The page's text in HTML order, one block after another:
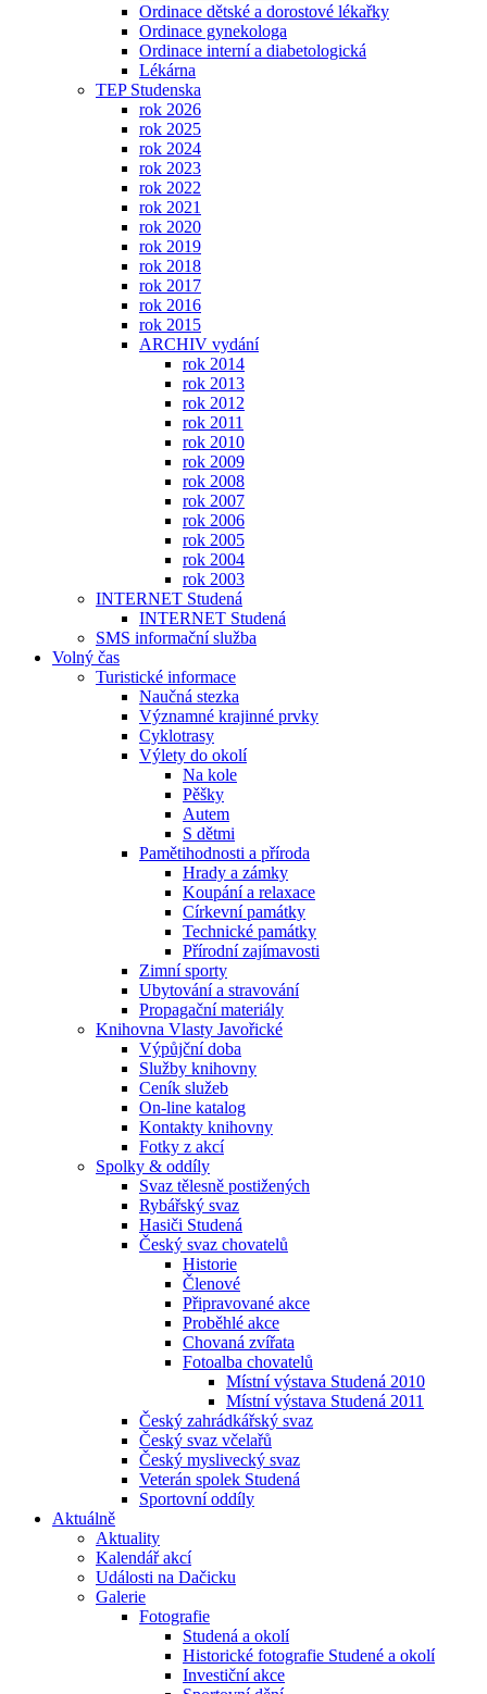
Ordinace dětské a dorostové lékařky
Ordinace gynekologa
Ordinace interní a diabetologická
Lékárna
TEP Studenska
rok 2026
rok 2025
rok 2024
rok 2023
rok 2022
rok 2021
rok 2020
rok 2019
rok 2018
rok 2017
rok 2016
rok 2015
ARCHIV vydání
rok 2014
rok 2013
rok 2012
rok 2011
rok 2010
rok 2009
rok 2008
rok 2007
rok 2006
rok 2005
rok 2004
rok 2003
INTERNET Studená
INTERNET Studená
SMS informační služba
Volný čas
Turistické informace
Naučná stezka
Významné krajinné prvky
Cyklotrasy
Výlety do okolí
Na kole
Pěšky
Autem
S dětmi
Pamětihodnosti a příroda
Hrady a zámky
Koupání a relaxace
Církevní památky
Technické památky
Přírodní zajímavosti
Zimní sporty
Ubytování a stravování
Propagační materiály
Knihovna Vlasty Javořické
Výpůjční doba
Služby knihovny
Ceník služeb
On-line katalog
Kontakty knihovny
Fotky z akcí
Spolky & oddíly
Svaz tělesně postižených
Rybářský svaz
Hasiči Studená
Český svaz chovatelů
Historie
Členové
Připravované akce
Proběhlé akce
Chovaná zvířata
Fotoalba chovatelů
Místní výstava Studená 2010
Místní výstava Studená 2011
Český zahrádkářský svaz
Český svaz včelařů
Český myslivecký svaz
Veterán spolek Studená
Sportovní oddíly
Aktuálně
Aktuality
Kalendář akcí
Události na Dačicku
Galerie
Fotografie
Studená a okolí
Historické fotografie Studené a okolí
Investiční akce